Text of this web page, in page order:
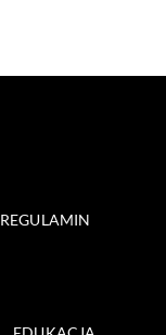
REGULAMIN